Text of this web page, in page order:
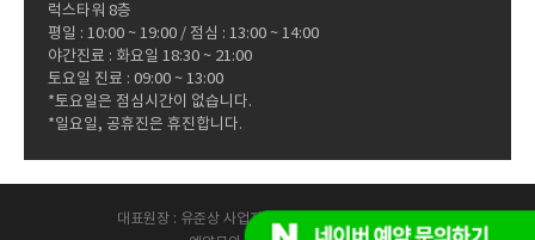
럭스타워 8층
평일 : 10:00 ~ 19:00 / 점심 : 13:00 ~ 14:00
야간진료 : 화요일 18:30 ~ 21:00
토요일 진료 : 09:00 ~ 13:00
*토요일은 점심시간이 없습니다.
*일요일, 공휴진은 휴진합니다.
대표원장 : 유준상 사업자등록번호 : 144-02-38469